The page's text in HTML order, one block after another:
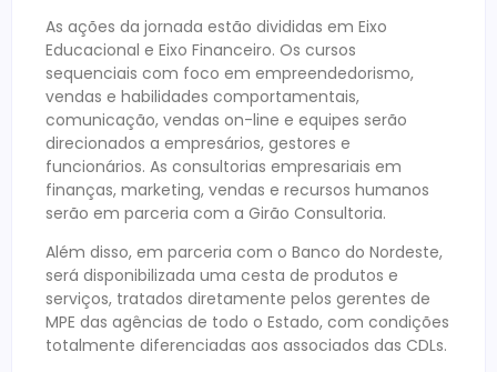
As ações da jornada estão divididas em Eixo
Educacional e Eixo Financeiro. Os cursos
sequenciais com foco em empreendedorismo,
vendas e habilidades comportamentais,
comunicação, vendas on-line e equipes serão
direcionados a empresários, gestores e
funcionários. As consultorias empresariais em
finanças, marketing, vendas e recursos humanos
serão em parceria com a Girão Consultoria.
Além disso, em parceria com o Banco do Nordeste,
será disponibilizada uma cesta de produtos e
serviços, tratados diretamente pelos gerentes de
MPE das agências de todo o Estado, com condições
totalmente diferenciadas aos associados das CDLs.